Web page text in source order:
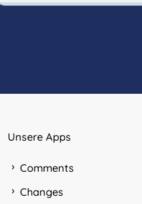
Unsere Apps
Comments
Changes